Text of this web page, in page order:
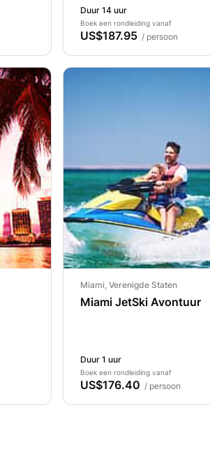
Duur 14 uur
Boek een rondleiding vanaf
US$187.95 / persoon
Miami, Verenigde Staten
Miami JetSki Avontuur
Duur 1 uur
Boek een rondleiding vanaf
US$176.40 / persoon